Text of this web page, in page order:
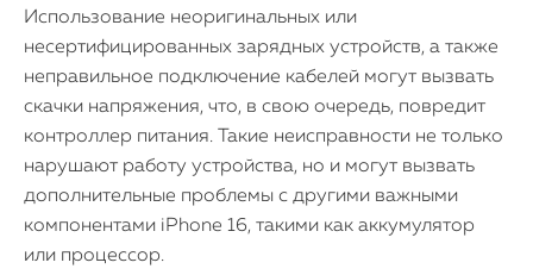
Использование неоригинальных или
несертифицированных зарядных устройств, а также
неправильное подключение кабелей могут вызвать
скачки напряжения, что, в свою очередь, повредит
контроллер питания. Такие неисправности не только
нарушают работу устройства, но и могут вызвать
дополнительные проблемы с другими важными
компонентами iPhone 16, такими как аккумулятор
или процессор.